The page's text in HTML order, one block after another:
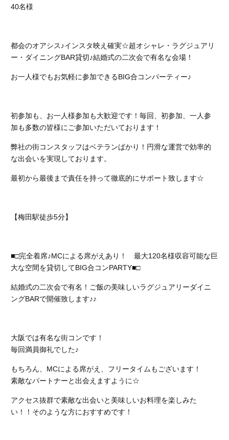
40名様
都会のオアシス♪インスタ映え確実☆超オシャレ・ラグジュアリ
ー・ダイニングBAR貸切♪結婚式の二次会で有名な会場！
お一人様でもお気軽に参加できるBIG合コンパーティー♪
初参加も、お一人様参加も大歓迎です！毎回、初参加、一人参
加も多数の皆様にご参加いただいております！
弊社の街コンスタッフはベテランばかり！円滑な運営で効率的
な出会いを実現しております。
最初から最後まで責任を持って徹底的にサポート致します☆
【梅田駅徒歩5分】
■□完全着席♪MCによる席がえあり！ 最大120名様収容可能な巨
大な空間を貸切してBIG合コンPARTY■□
結婚式の二次会で有名！ご飯の美味しいラグジュアリーダイニ
ングBARで開催致します♪♪
大阪では有名な街コンです！
毎回満員御礼でした♪
もちろん、MCによる席がえ、フリータイムもございます！
素敵なパートナーと出会えますように☆
アクセス抜群で素敵な出会いと美味しいお料理を楽しみた
い！！そのような方におすすめです！